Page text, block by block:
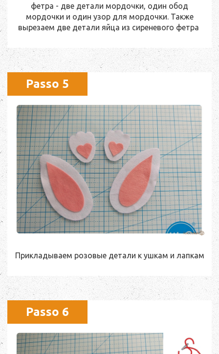
фетра - две детали мордочки, один обод
мордочки и один узор для мордочки. Также
вырезаем две детали яйца из сиреневого фетра
Passo 5
Прикладываем розовые детали к ушкам и лапкам
Passo 6